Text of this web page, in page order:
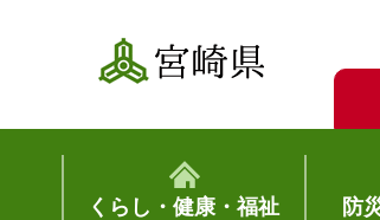
宮崎県
くらし・健康・福祉 防